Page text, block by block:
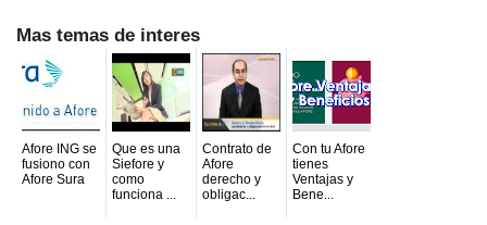
Mas temas de interes
Afore ING se
fusiono con
Afore Sura
Que es una
Siefore y
como
funciona ...
Contrato de
Afore
derecho y
obligac...
Con tu Afore
tienes
Ventajas y
Bene...